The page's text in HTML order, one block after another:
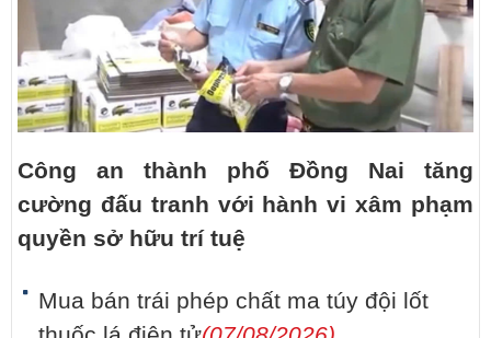
Công an thành phố Đồng Nai tăng
cường đấu tranh với hành vi xâm phạm
quyền sở hữu trí tuệ
Mua bán trái phép chất ma túy đội lốt